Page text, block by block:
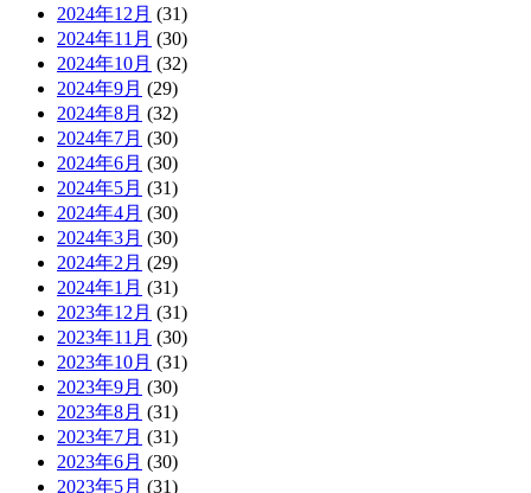
2024年12月 (31)
2024年11月 (30)
2024年10月 (32)
2024年9月 (29)
2024年8月 (32)
2024年7月 (30)
2024年6月 (30)
2024年5月 (31)
2024年4月 (30)
2024年3月 (30)
2024年2月 (29)
2024年1月 (31)
2023年12月 (31)
2023年11月 (30)
2023年10月 (31)
2023年9月 (30)
2023年8月 (31)
2023年7月 (31)
2023年6月 (30)
2023年5月 (31)